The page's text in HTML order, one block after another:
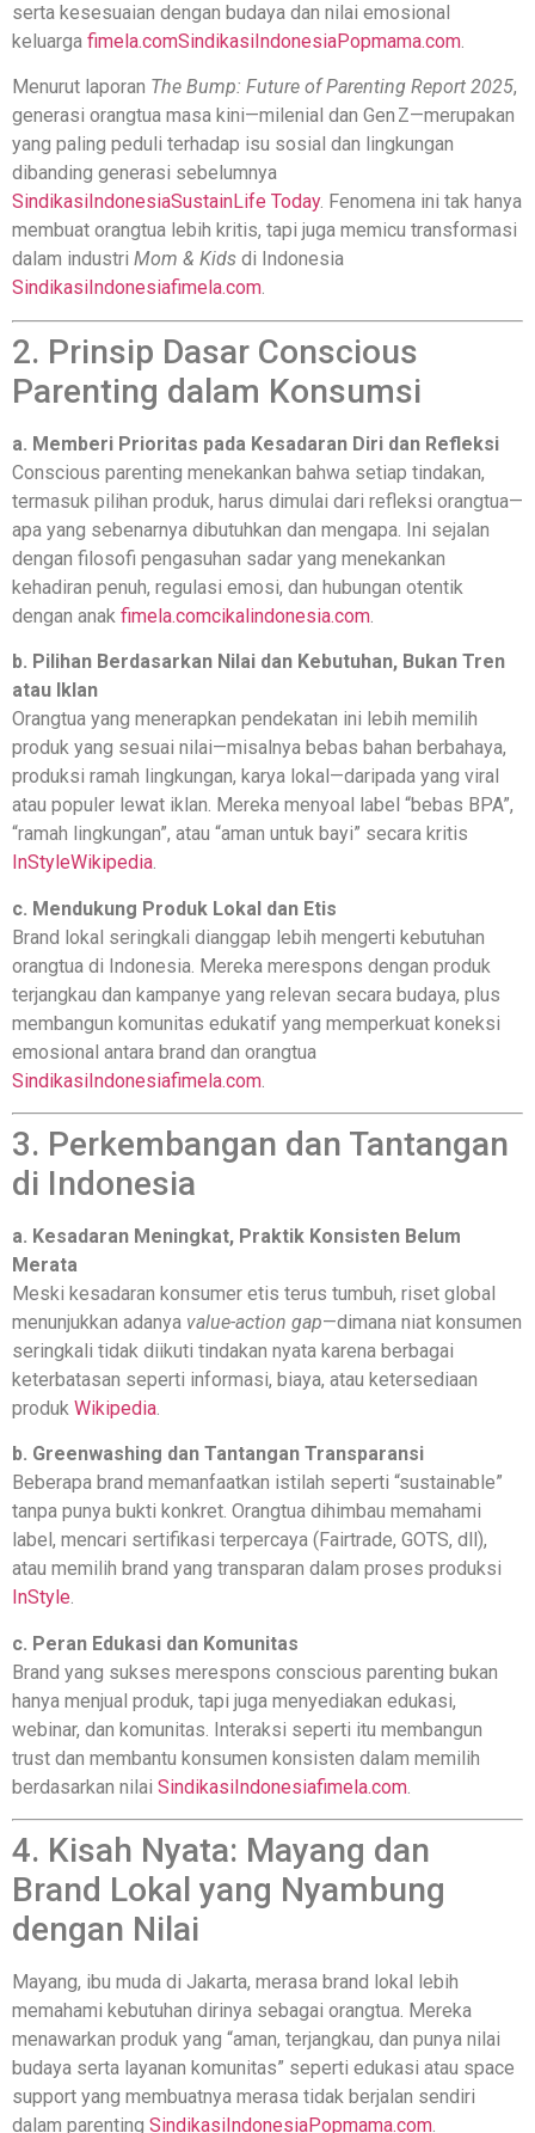
serta kesesuaian dengan budaya dan nilai emosional
keluarga fimela.comSindikasiIndonesiaPopmama.com.
Menurut laporan The Bump: Future of Parenting Report 2025,
generasi orangtua masa kini—milenial dan Gen Z—merupakan
yang paling peduli terhadap isu sosial dan lingkungan
dibanding generasi sebelumnya
SindikasiIndonesiaSustainLife Today. Fenomena ini tak hanya
membuat orangtua lebih kritis, tapi juga memicu transformasi
dalam industri Mom & Kids di Indonesia
SindikasiIndonesiafimela.com.
2. Prinsip Dasar Conscious
Parenting dalam Konsumsi
a. Memberi Prioritas pada Kesadaran Diri dan Refleksi
Conscious parenting menekankan bahwa setiap tindakan,
termasuk pilihan produk, harus dimulai dari refleksi orangtua—
apa yang sebenarnya dibutuhkan dan mengapa. Ini sejalan
dengan filosofi pengasuhan sadar yang menekankan
kehadiran penuh, regulasi emosi, dan hubungan otentik
dengan anak fimela.comcikalindonesia.com
b. Pilihan Berdasarkan Nilai dan Kebutuhan, Bukan Tren
atau Iklan
Orangtua yang menerapkan pendekatan ini lebih memilih
produk yang sesuai nilai—misalnya bebas bahan berbahaya,
produksi ramah lingkungan, karya lokal—daripada yang viral
atau populer lewat iklan. Mereka menyoal label “bebas BPA”,
“ramah lingkungan”, atau “aman untuk bayi” secara kritis
InStyleWikipedia.
c. Mendukung Produk Lokal dan Etis
Brand lokal seringkali dianggap lebih mengerti kebutuhan
orangtua di Indonesia. Mereka merespons dengan produk
terjangkau dan kampanye yang relevan secara budaya, plus
membangun komunitas edukatif yang memperkuat koneksi
emosional antara brand dan orangtua
SindikasiIndonesiafimela.com
3. Perkembangan dan Tantangan
di Indonesia
a. Kesadaran Meningkat, Praktik Konsisten Belum
Merata
Meski kesadaran konsumer etis terus tumbuh, riset global
menunjukkan adanya value-action gap—dimana niat konsumen
seringkali tidak diikuti tindakan nyata karena berbagai
keterbatasan seperti informasi, biaya, atau ketersediaan
produk Wikipedia.
b. Greenwashing dan Tantangan Transparansi
Beberapa brand memanfaatkan istilah seperti “sustainable”
tanpa punya bukti konkret. Orangtua dihimbau memahami
label, mencari sertifikasi terpercaya (Fairtrade, GOTS, dll),
atau memilih brand yang transparan dalam proses produksi
InStyle.
c. Peran Edukasi dan Komunitas
Brand yang sukses merespons conscious parenting bukan
hanya menjual produk, tapi juga menyediakan edukasi,
webinar, dan komunitas. Interaksi seperti itu membangun
trust dan membantu konsumen konsisten dalam memilih
berdasarkan nilai SindikasiIndonesiafimela.com
4. Kisah Nyata: Mayang dan
Brand Lokal yang Nyambung
dengan Nilai
Mayang, ibu muda di Jakarta, merasa brand lokal lebih
memahami kebutuhan dirinya sebagai orangtua. Mereka
menawarkan produk yang “aman, terjangkau, dan punya nilai
budaya serta layanan komunitas” seperti edukasi atau space
support yang membuatnya merasa tidak berjalan sendiri
dalam parenting SindikasiIndonesiaPopmama.com.